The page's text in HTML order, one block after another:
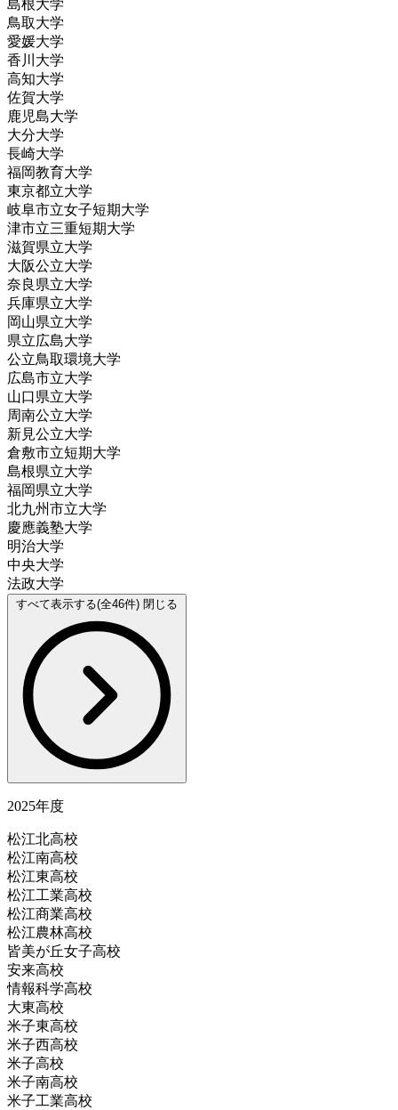
島根大学
鳥取大学
愛媛大学
香川大学
高知大学
佐賀大学
鹿児島大学
大分大学
長崎大学
福岡教育大学
東京都立大学
岐阜市立女子短期大学
津市立三重短期大学
滋賀県立大学
大阪公立大学
奈良県立大学
兵庫県立大学
岡山県立大学
県立広島大学
公立鳥取環境大学
広島市立大学
山口県立大学
周南公立大学
新見公立大学
倉敷市立短期大学
島根県立大学
福岡県立大学
北九州市立大学
慶應義塾大学
明治大学
中央大学
法政大学
すべて表示する(全46件) 閉じる
2025年度
松江北高校
松江南高校
松江東高校
松江工業高校
松江商業高校
松江農林高校
皆美が丘女子高校
安来高校
情報科学高校
大東高校
米子東高校
米子西高校
米子高校
米子南高校
米子工業高校